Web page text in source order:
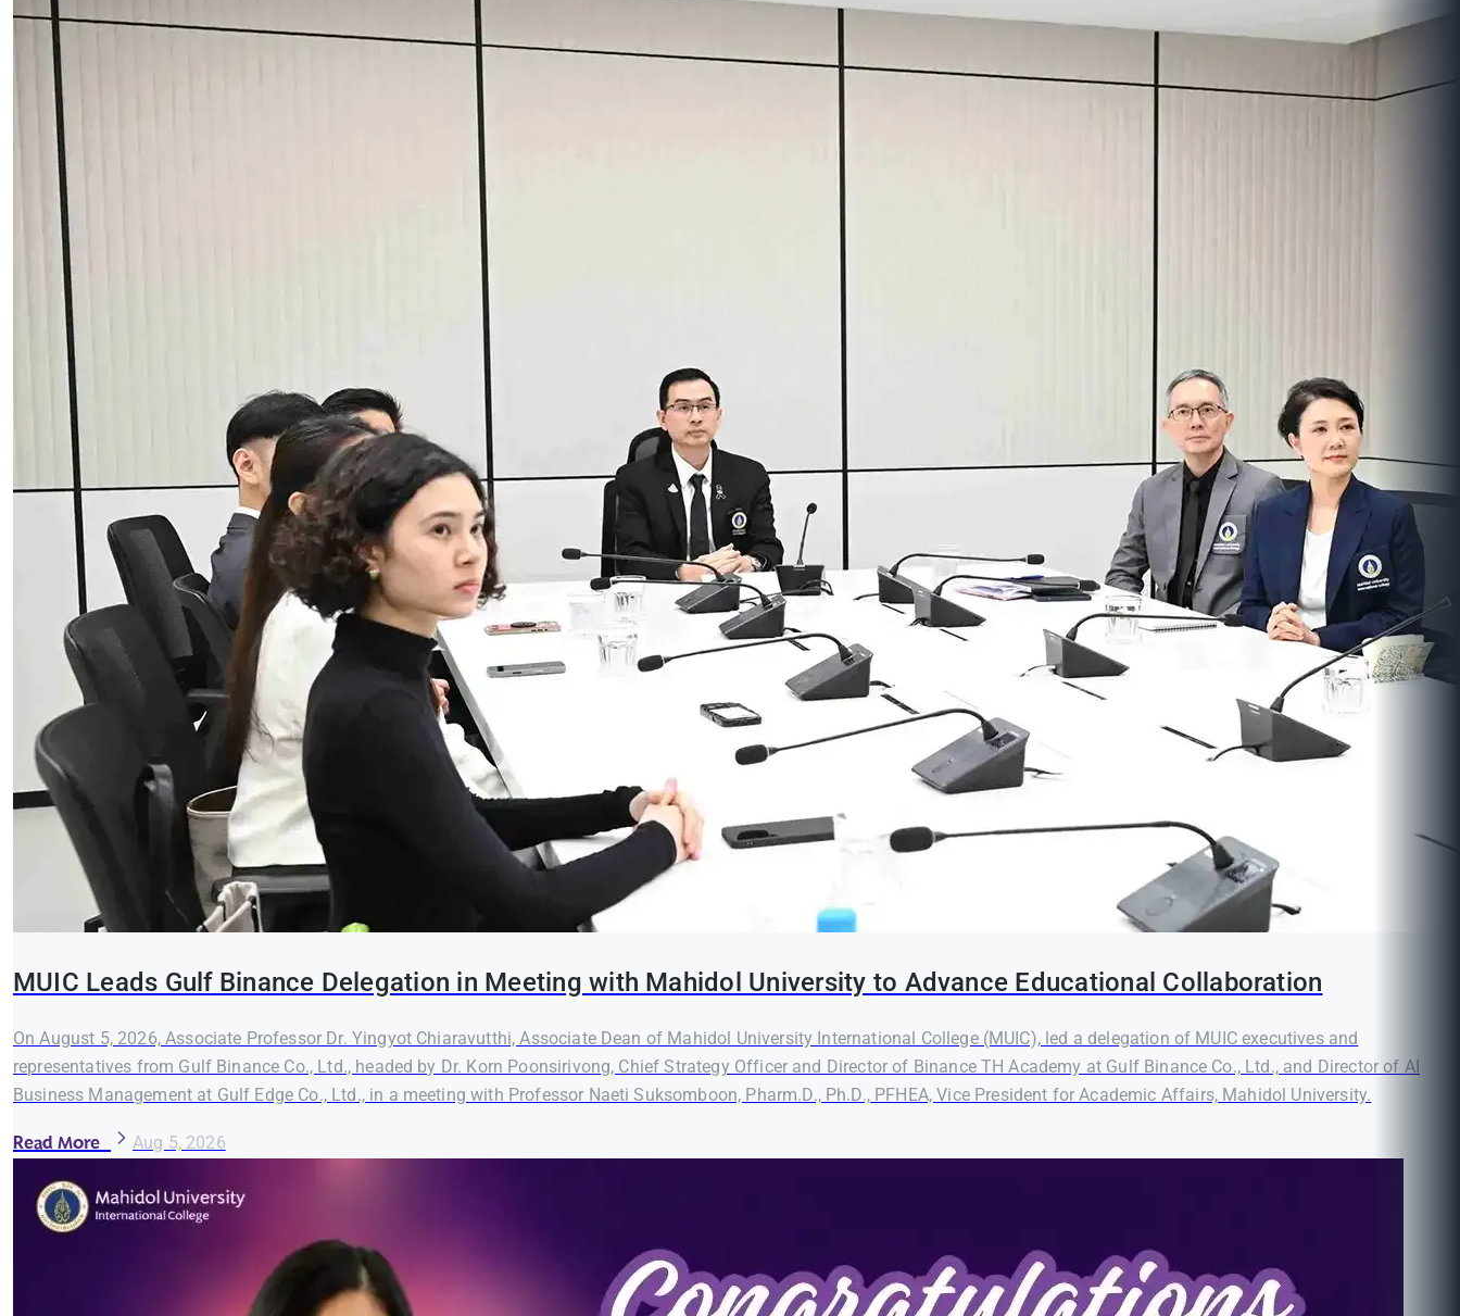
MUIC Leads Gulf Binance Delegation in Meeting with Mahidol University to Advance Educational Collaboration
On August 5, 2026, Associate Professor Dr. Yingyot Chiaravutthi, Associate Dean of Mahidol University International College (MUIC), led a delegation of MUIC executives and
representatives from Gulf Binance Co., Ltd., headed by Dr. Korn Poonsirivong, Chief Strategy Officer and Director of Binance TH Academy at Gulf Binance Co., Ltd., and Director of AI
Business Management at Gulf Edge Co., Ltd., in a meeting with Professor Naeti Suksomboon, Pharm.D., Ph.D., PFHEA, Vice President for Academic Affairs, Mahidol University.
Read More Aug 5, 2026